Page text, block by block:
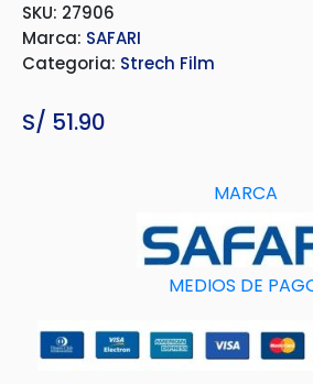
SKU: 27906
Marca: SAFARI
Categoria: Strech Film
S/ 51.90
MARCA
MEDIOS DE